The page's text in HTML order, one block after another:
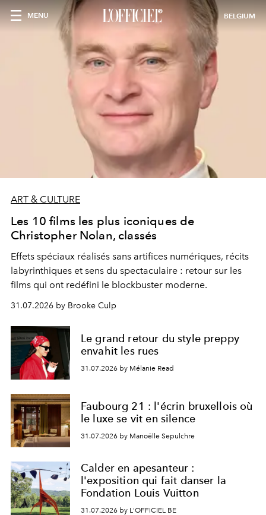
MENU BELGIUM
ART & CULTURE
Les 10 films les plus iconiques de
Christopher Nolan, classés
Effets spéciaux réalisés sans artifices numériques, récits
labyrinthiques et sens du spectaculaire : retour sur les
films qui ont redéfini le blockbuster moderne.
31.07.2026 by Brooke Culp
Le grand retour du style preppy
envahit les rues
31.07.2026 by Mélanie Read
Faubourg 21 : l'écrin bruxellois où
le luxe se vit en silence
31.07.2026 by Manoëlle Sepulchre
Calder en apesanteur :
l'exposition qui fait danser la
Fondation Louis Vuitton
31.07.2026 by L'OFFICIEL BE